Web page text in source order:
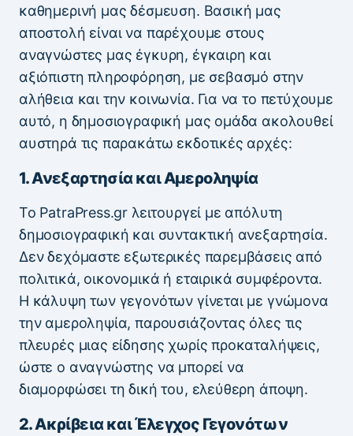
καθημερινή μας δέσμευση. Βασική μας
αποστολή είναι να παρέχουμε στους
αναγνώστες μας έγκυρη, έγκαιρη και
αξιόπιστη πληροφόρηση, με σεβασμό στην
αλήθεια και την κοινωνία. Για να το πετύχουμε
αυτό, η δημοσιογραφική μας ομάδα ακολουθεί
αυστηρά τις παρακάτω εκδοτικές αρχές:
1. Ανεξαρτησία και Αμεροληψία
Το PatraPress.gr λειτουργεί με απόλυτη
δημοσιογραφική και συντακτική ανεξαρτησία.
Δεν δεχόμαστε εξωτερικές παρεμβάσεις από
πολιτικά, οικονομικά ή εταιρικά συμφέροντα.
Η κάλυψη των γεγονότων γίνεται με γνώμονα
την αμεροληψία, παρουσιάζοντας όλες τις
πλευρές μιας είδησης χωρίς προκαταλήψεις,
ώστε ο αναγνώστης να μπορεί να
διαμορφώσει τη δική του, ελεύθερη άποψη.
2. Ακρίβεια και Έλεγχος Γεγονότων